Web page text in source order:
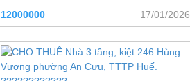
12000000 17/01/2026